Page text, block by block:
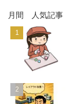
月間 人気記事